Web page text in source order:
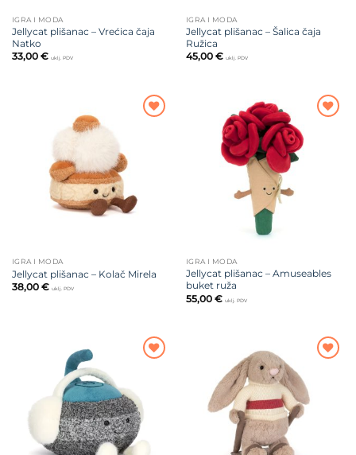
IGRA I MODA
Jellycat plišanac – Vrećica čaja
Natko
33,00 € uklj. PDV
IGRA I MODA
Jellycat plišanac – Šalica čaja
Ružica
45,00 € uklj. PDV
IGRA I MODA
Jellycat plišanac – Kolač Mirela
38,00 € uklj. PDV
IGRA I MODA
Jellycat plišanac – Amuseables
buket ruža
55,00 € uklj. PDV